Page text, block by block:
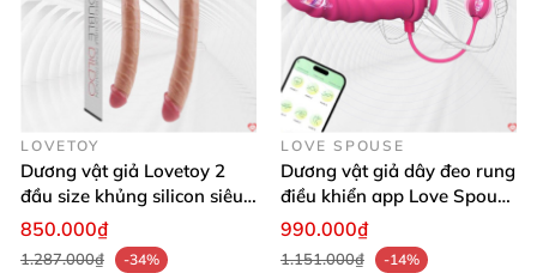
LOVETOY
Dương vật giả Lovetoy 2
đầu size khủng silicon siêu
mềm có thể uốn
850.000₫
1.287.000₫
-34%
LOVE SPOUSE
Dương vật giả dây đeo rung
điều khiển app Love Spouse
thỏa mãn
990.000₫
1.151.000₫
-14%